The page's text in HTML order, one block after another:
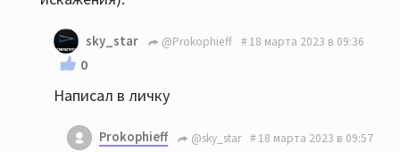
sky_star @Prokophieff 18 марта 2023 в 09:36
0
Написал в личку
Prokophieff @sky_star 18 марта 2023 в 09:57